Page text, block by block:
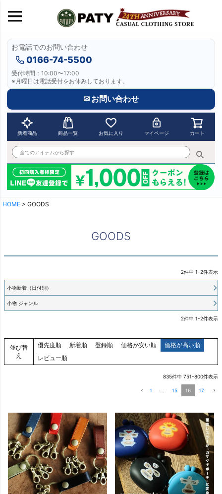
お電話でのお問い合わせ
0166-74-5500
受付時間：10:00〜17:00
※月曜日は電話受付をお休みしております。
✉ お問い合わせ
新着商品 商品一覧 お気に入り マイページ カート
HOME GOODS
GOODS
2件中 1-2件表示
小物新着（日付別）
小物 ジャンル
2件中 1-2件表示
並び替
え
優先度順 新着順 登録順 価格が安い順
価格が高い順
レビュー順
835件中 751-800件表示
1 … 15 16 17